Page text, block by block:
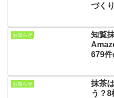
づくり
お知らせ
知覧
679
お知らせ
抹茶
う？8